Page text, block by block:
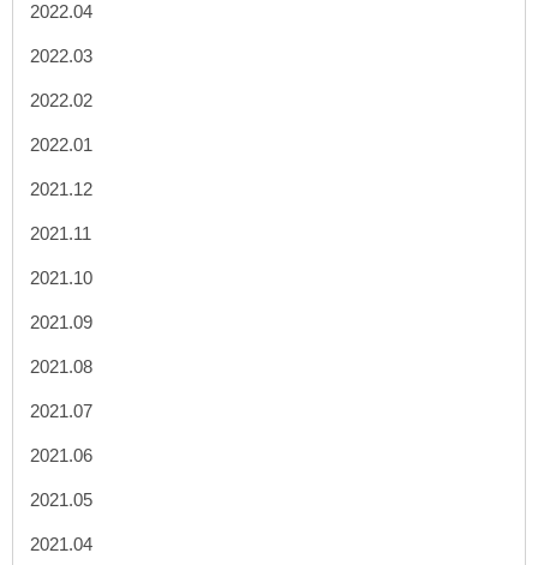
2022.04
2022.03
2022.02
2022.01
2021.12
2021.11
2021.10
2021.09
2021.08
2021.07
2021.06
2021.05
2021.04